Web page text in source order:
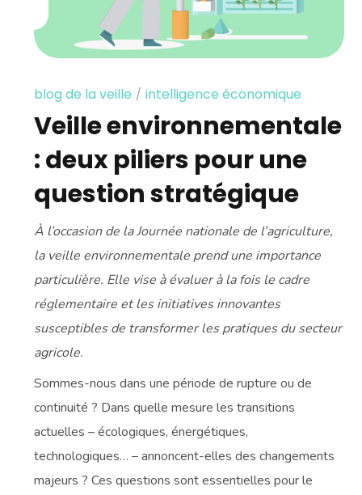
blog de la veille intelligence économique
Veille environnementale
: deux piliers pour une
question stratégique
À l’occasion de la Journée nationale de l’agriculture,
la veille environnementale prend une importance
particulière. Elle vise à évaluer à la fois le cadre
réglementaire et les initiatives innovantes
susceptibles de transformer les pratiques du secteur
agricole.
Sommes-nous dans une période de rupture ou de
continuité ? Dans quelle mesure les transitions
actuelles – écologiques, énergétiques,
technologiques… – annoncent-elles des changements
majeurs ? Ces questions sont essentielles pour le